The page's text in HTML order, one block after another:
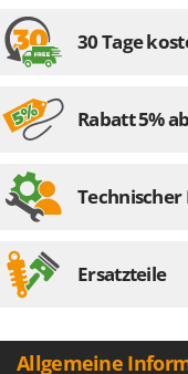
30 Tage
Rabatt 5%
Ersatzteile
Allgemeine